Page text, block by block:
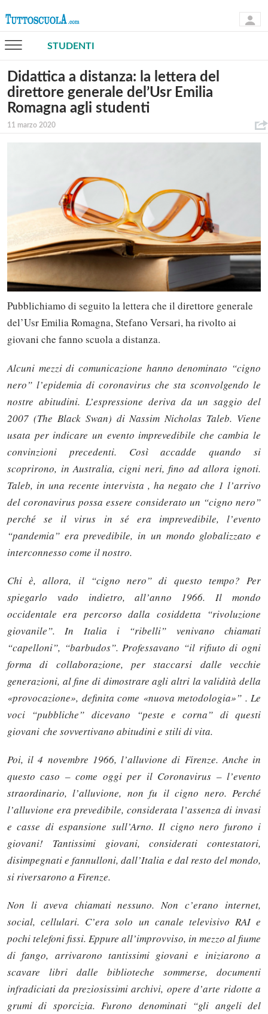
STUDENTI
Didattica a distanza: la lettera del
direttore generale del’Usr Emilia
Romagna agli studenti
11 marzo 2020
Pubblichiamo di seguito la lettera che il direttore generale
del’Usr Emilia Romagna, Stefano Versari, ha rivolto ai
giovani che fanno scuola a distanza.
Alcuni mezzi di comunicazione hanno denominato “cigno
nero” l’epidemia di coronavirus che sta sconvolgendo le
nostre abitudini. L’espressione deriva da un saggio del
2007 (The Black Swan) di Nassim Nicholas Taleb. Viene
usata per indicare un evento imprevedibile che cambia le
convinzioni precedenti. Così accadde quando si
scoprirono, in Australia, cigni neri, fino ad allora ignoti.
Taleb, in una recente intervista , ha negato che 1 l’arrivo
del coronavirus possa essere considerato un “cigno nero”
perché se il virus in sé era imprevedibile, l’evento
“pandemia” era prevedibile, in un mondo globalizzato e
interconnesso come il nostro.
Chi è, allora, il “cigno nero” di questo tempo? Per
spiegarlo vado indietro, all’anno 1966. Il mondo
occidentale era percorso dalla cosiddetta “rivoluzione
giovanile”. In Italia i “ribelli” venivano chiamati
“capelloni”, “barbudos”. Professavano “il rifiuto di ogni
forma di collaborazione, per staccarsi dalle vecchie
generazioni, al fine di dimostrare agli altri la validità della
«provocazione», definita come «nuova metodologia»” . Le
voci “pubbliche” dicevano “peste e corna” di questi
giovani che sovvertivano abitudini e stili di vita.
Poi, il 4 novembre 1966, l’alluvione di Firenze. Anche in
questo caso – come oggi per il Coronavirus – l’evento
straordinario, l’alluvione, non fu il cigno nero. Perché
l’alluvione era prevedibile, considerata l’assenza di invasi
e casse di espansione sull’Arno. Il cigno nero furono i
giovani! Tantissimi giovani, considerati contestatori,
disimpegnati e fannulloni, dall’Italia e dal resto del mondo,
si riversarono a Firenze.
Non li aveva chiamati nessuno. Non c’erano internet,
social, cellulari. C’era solo un canale televisivo RAI e
pochi telefoni fissi. Eppure all’improvviso, in mezzo al fiume
di fango, arrivarono tantissimi giovani e iniziarono a
scavare libri dalle biblioteche sommerse, documenti
infradiciati da preziosissimi archivi, opere d’arte ridotte a
grumi di sporcizia. Furono denominati “gli angeli del